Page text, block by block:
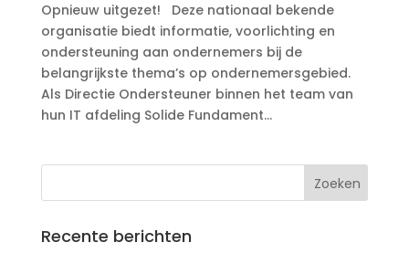
Opnieuw uitgezet! Deze nationaal bekende
organisatie biedt informatie, voorlichting en
ondersteuning aan ondernemers bij de
belangrijkste thema’s op ondernemersgebied.
Als Directie Ondersteuner binnen het team van
hun IT afdeling Solide Fundament...
Recente berichten